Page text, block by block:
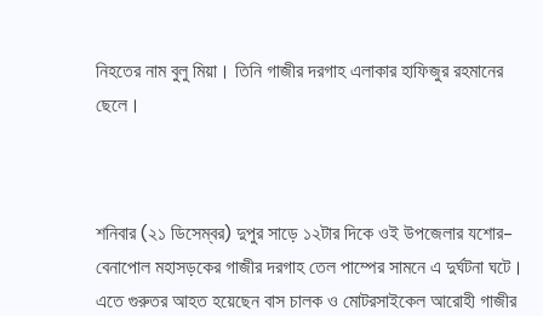
নিহতের নাম বুলু মিয়া। তিনি গাজীর দরগাহ এলাকার হাফিজুর রহমানের
ছেলে।
শনিবার (২১ ডিসেম্বর) দুপুর সাড়ে ১২টার দিকে ওই উপজেলার যশোর-
বেনাপোল মহাসড়কের গাজীর দরগাহ তেল পাম্পের সামনে এ দুর্ঘটনা ঘটে।
এতে গুরুতর আহত হয়েছেন বাস চালক ও মোটরসাইকেল আরোহী গাজীর